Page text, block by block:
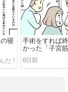
寝
手術をすれば
かった「子宮
6日前